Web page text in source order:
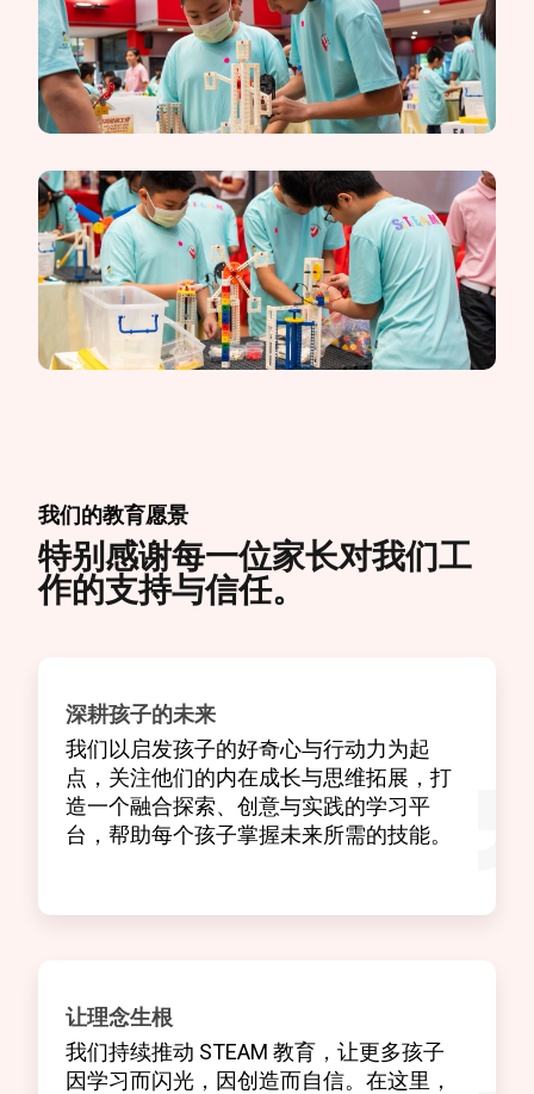
我们的教育愿景
特别感谢每一位家长对我们工
作的支持与信任。
深耕孩子的未来
我们以启发孩子的好奇心与行动力为起
点，关注他们的内在成长与思维拓展，打
造一个融合探索、创意与实践的学习平
台，帮助每个孩子掌握未来所需的技能。
让理念生根
我们持续推动 STEAM 教育，让更多孩子
因学习而闪光，因创造而自信。在这里，